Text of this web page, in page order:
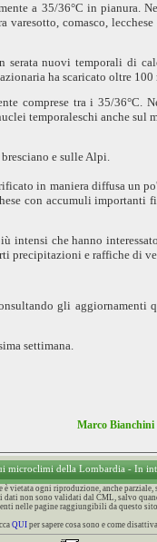
a 35/36°C in pianura.
comasco,
nuovi temporali di
ha scaricato oltre
comprese tra i 35/
temporaleschi anche
e sulle Alpi.
in maniera diffusa un
con accumuli
intensi che hanno
precipitazioni e raffiche di
gli
settimana.
Marco
microclimi della Lombardia - In
ogni riproduzione, anche
dati non sono validati dal CML, salvo
nelle pagine raggiungibili da questo
QUI per sapere cosa sono e come